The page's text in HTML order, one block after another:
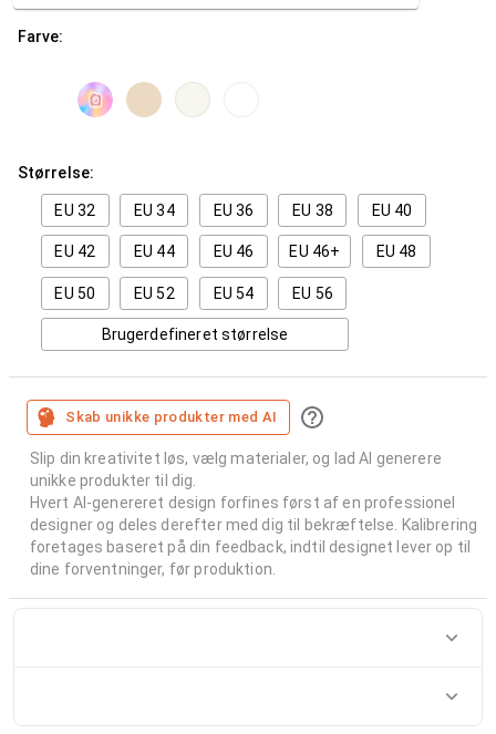
Farve:
Størrelse:
EU 32 EU 34 EU 36 EU 38 EU 40
EU 42 EU 44 EU 46 EU 46+ EU 48
EU 50 EU 52 EU 54 EU 56
Brugerdefineret størrelse
Skab unikke produkter med AI
Slip din kreativitet løs, vælg materialer, og lad AI generere
unikke produkter til dig.
Hvert AI-genereret design forfines først af en professionel
designer og deles derefter med dig til bekræftelse. Kalibrering
foretages baseret på din feedback, indtil designet lever op til
dine forventninger, før produktion.